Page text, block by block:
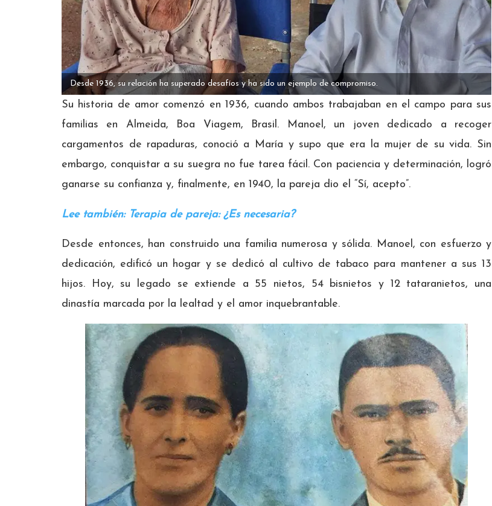
Desde 1936, su relación ha superado desafíos y ha sido un ejemplo de compromiso.
Su historia de amor comenzó en 1936, cuando ambos trabajaban en el campo para sus
familias en Almeida, Boa Viagem, Brasil. Manoel, un joven dedicado a recoger
cargamentos de rapaduras, conoció a María y supo que era la mujer de su vida. Sin
embargo, conquistar a su suegra no fue tarea fácil. Con paciencia y determinación, logró
ganarse su confianza y, finalmente, en 1940, la pareja dio el “Sí, acepto”.
Lee también: Terapia de pareja: ¿Es necesaria?
Desde entonces, han construido una familia numerosa y sólida. Manoel, con esfuerzo y
dedicación, edificó un hogar y se dedicó al cultivo de tabaco para mantener a sus 13
hijos. Hoy, su legado se extiende a 55 nietos, 54 bisnietos y 12 tataranietos, una
dinastía marcada por la lealtad y el amor inquebrantable.